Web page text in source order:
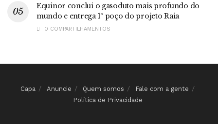
Equinor conclui o gasoduto mais profundo do
mundo e entrega 1º poço do projeto Raia
0 COMPARTILHAMENTOS
Capa Anuncie Quem somos
Fale com a gente
Política de Privacidade